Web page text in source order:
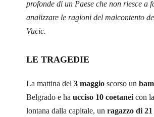
profonde di un Paese che non riesce
analizzare le ragioni del malcontento
Vucic.
LE TRAGEDIE
La mattina del 3 maggio scorso un
Belgrado e ha ucciso 10 coetanei con
lontana dalla capitale, un ragazzo di